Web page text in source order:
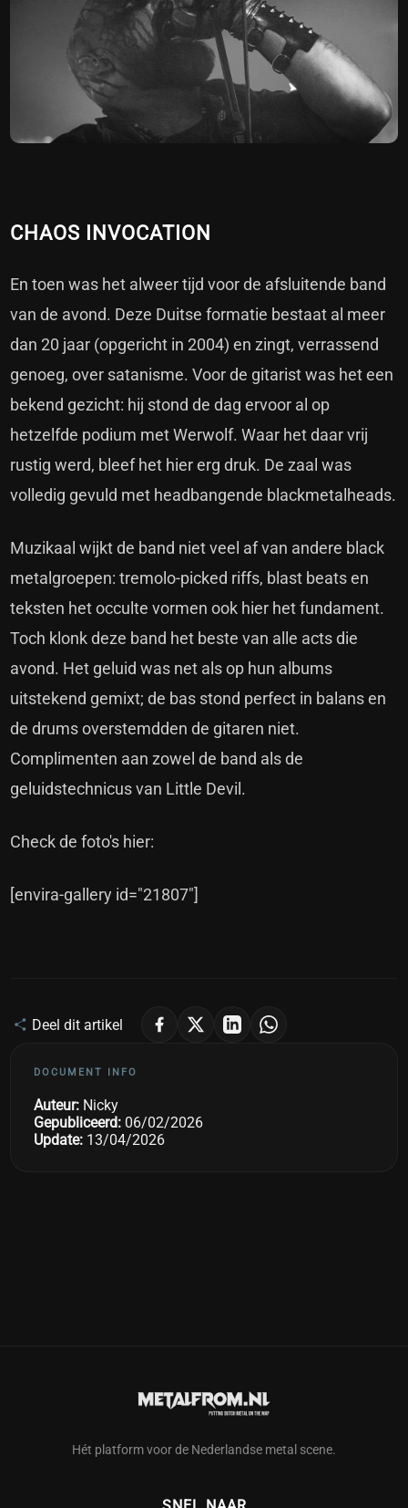
CHAOS INVOCATION
En toen was het alweer tijd voor de afsluitende band
van de avond. Deze Duitse formatie bestaat al meer
dan 20 jaar (opgericht in 2004) en zingt, verrassend
genoeg, over satanisme. Voor de gitarist was het een
bekend gezicht: hij stond de dag ervoor al op
hetzelfde podium met Werwolf. Waar het daar vrij
rustig werd, bleef het hier erg druk. De zaal was
volledig gevuld met headbangende blackmetalheads.
Muzikaal wijkt de band niet veel af van andere black
metalgroepen: tremolo-picked riffs, blast beats en
teksten het occulte vormen ook hier het fundament.
Toch klonk deze band het beste van alle acts die
avond. Het geluid was net als op hun albums
uitstekend gemixt; de bas stond perfect in balans en
de drums overstemdden de gitaren niet.
Complimenten aan zowel de band als de
geluidstechnicus van Little Devil.
Check de foto's hier:
[envira-gallery id="21807"]
Deel dit artikel
DOCUMENT INFO
Auteur: Nicky
Gepubliceerd: 06/02/2026
Update: 13/04/2026
Hét platform voor de Nederlandse metal scene.